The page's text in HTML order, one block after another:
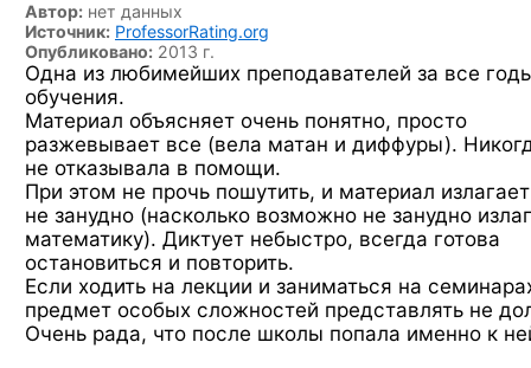
Автор: нет данных
Источник: ProfessorRating.org
Опубликовано: 2013 г.
Одна из любимейших преподавателей за все
обучения.
Материал объясняет очень понятно, просто
разжевывает все (вела матан и диффуры).
не отказывала в помощи.
При этом не прочь пошутить, и материал излагает
не занудно (насколько возможно не занудно
математику). Диктует небыстро, всегда готова
остановиться и повторить.
Если ходить на лекции и заниматься на
предмет особых сложностей представлять не
Очень рада, что после школы попала именно к